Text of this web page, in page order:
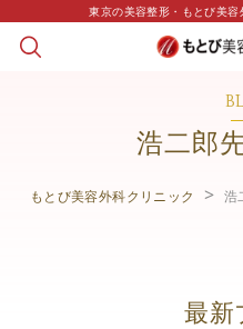
東京の美容整形・もとび美
浩二郎
もとび美容外科クリニック 浩
最新